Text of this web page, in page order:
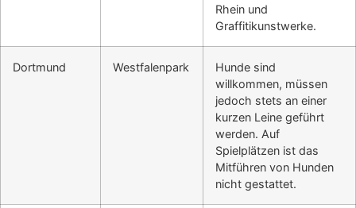
Rhein und
Graffitikunstwerke.
Dortmund Westfalenpark
Hunde sind
willkommen, müssen
jedoch stets an einer
kurzen Leine geführt
werden. Auf
Spielplätzen ist das
Mitführen von Hunden
nicht gestattet.